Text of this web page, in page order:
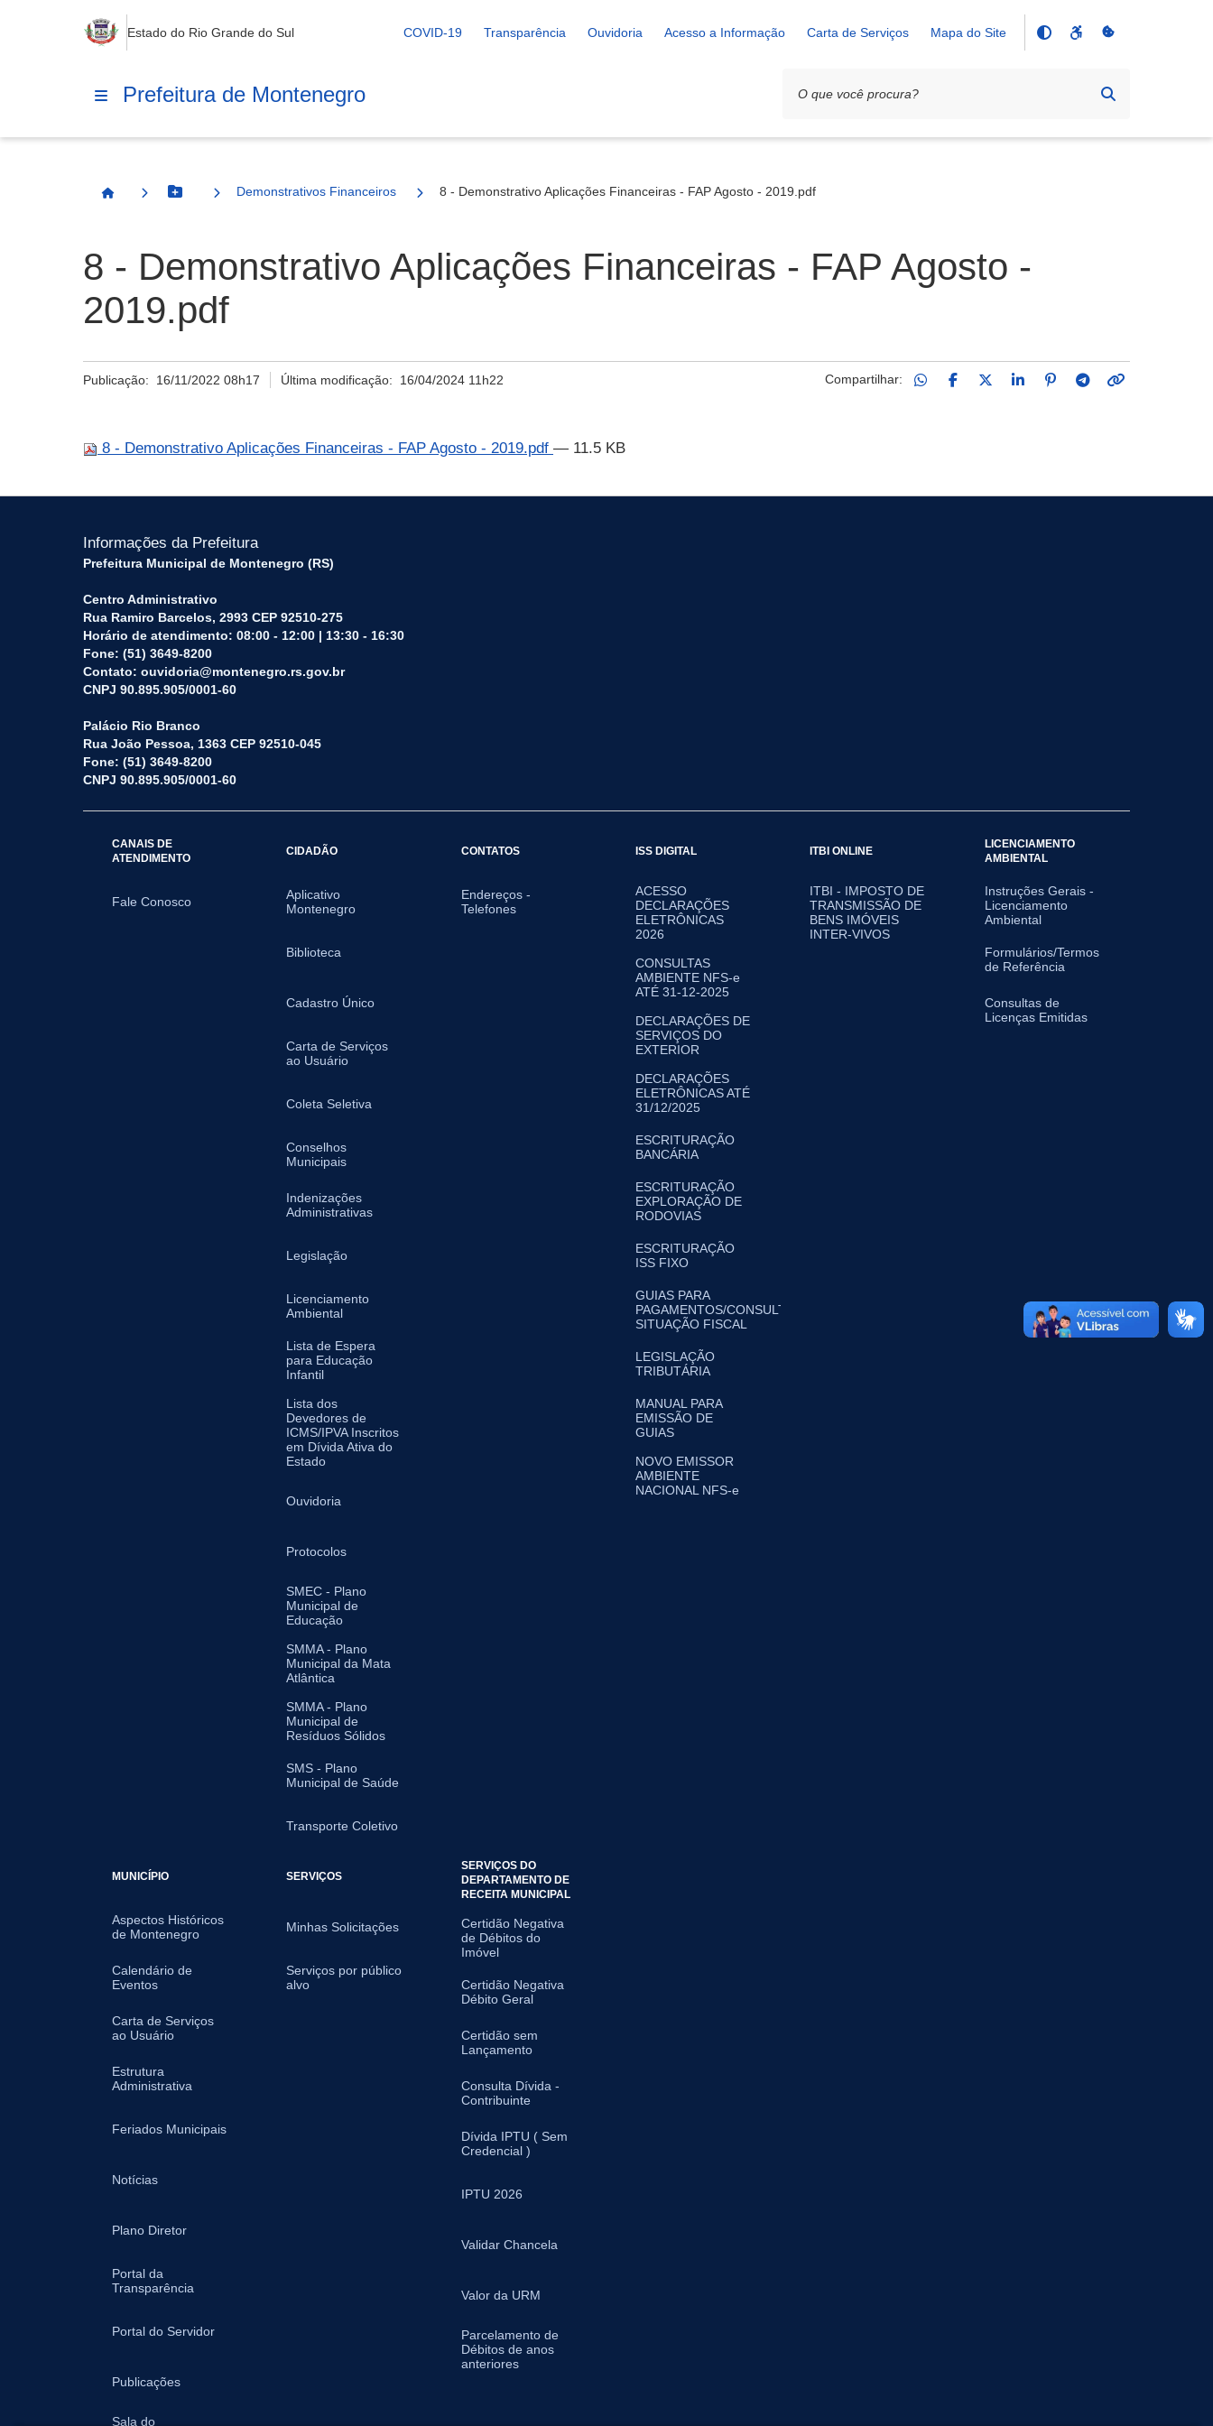
Estado do Rio Grande do Sul COVID-19 Transparência Ouvidoria Acesso a Informação Carta de Serviços Mapa do Site
Prefeitura de Montenegro
Página InicialBotão Menu
Demonstrativos Financeiros 8 - Demonstrativo Aplicações Financeiras - FAP Agosto - 2019.pdf
8 - Demonstrativo Aplicações Financeiras - FAP Agosto -
2019.pdf
Publicação: 16/11/2022 08h17 Última modificação: 16/04/2024 11h22 Compartilhar:
8 - Demonstrativo Aplicações Financeiras - FAP Agosto - 2019.pdf — 11.5 KB
Informações da Prefeitura
Prefeitura Municipal de Montenegro (RS)
Centro Administrativo
Rua Ramiro Barcelos, 2993 CEP 92510-275
Horário de atendimento: 08:00 - 12:00 | 13:30 - 16:30
Fone: (51) 3649-8200
Contato: ouvidoria@montenegro.rs.gov.br
CNPJ 90.895.905/0001-60
Palácio Rio Branco
Rua João Pessoa, 1363 CEP 92510-045
Fone: (51) 3649-8200
CNPJ 90.895.905/0001-60
CANAIS DE
ATENDIMENTO
Fale Conosco
CIDADÃO
Aplicativo
Montenegro
Biblioteca
Cadastro Único
Carta de Serviços
ao Usuário
Coleta Seletiva
Conselhos
Municipais
Indenizações
Administrativas
Legislação
Licenciamento
Ambiental
Lista de Espera
para Educação
Infantil
Lista dos
Devedores de
ICMS/IPVA Inscritos
em Dívida Ativa do
Estado
Ouvidoria
Protocolos
SMEC - Plano
Municipal de
Educação
SMMA - Plano
Municipal da Mata
Atlântica
SMMA - Plano
Municipal de
Resíduos Sólidos
SMS - Plano
Municipal de Saúde
Transporte Coletivo
CONTATOS
Endereços -
Telefones
ISS DIGITAL
ACESSO
DECLARAÇÕES
ELETRÔNICAS
2026
CONSULTAS
AMBIENTE NFS-e
ATÉ 31-12-2025
DECLARAÇÕES DE
SERVIÇOS DO
EXTERIOR
DECLARAÇÕES
ELETRÔNICAS ATÉ
31/12/2025
ESCRITURAÇÃO
BANCÁRIA
ESCRITURAÇÃO
EXPLORAÇÃO DE
RODOVIAS
ESCRITURAÇÃO
ISS FIXO
GUIAS PARA
PAGAMENTOS/CONSULTA
SITUAÇÃO FISCAL
LEGISLAÇÃO
TRIBUTÁRIA
MANUAL PARA
EMISSÃO DE
GUIAS
NOVO EMISSOR
AMBIENTE
NACIONAL NFS-e
ITBI ONLINE
ITBI - IMPOSTO DE
TRANSMISSÃO DE
BENS IMÓVEIS
INTER-VIVOS
LICENCIAMENTO
AMBIENTAL
Instruções Gerais -
Licenciamento
Ambiental
Formulários/Termos
de Referência
Consultas de
Licenças Emitidas
MUNICÍPIO
Aspectos Históricos
de Montenegro
Calendário de
Eventos
Carta de Serviços
ao Usuário
Estrutura
Administrativa
Feriados Municipais
Notícias
Plano Diretor
Portal da
Transparência
Portal do Servidor
Publicações
Sala do
SERVIÇOS
Minhas Solicitações
Serviços por público
alvo
SERVIÇOS DO
DEPARTAMENTO DE
RECEITA MUNICIPAL
Certidão Negativa
de Débitos do
Imóvel
Certidão Negativa
Débito Geral
Certidão sem
Lançamento
Consulta Dívida -
Contribuinte
Dívida IPTU ( Sem
Credencial )
IPTU 2026
Validar Chancela
Valor da URM
Parcelamento de
Débitos de anos
anteriores